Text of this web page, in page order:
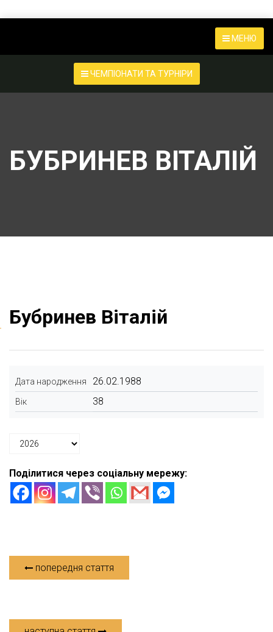
МЕНЮ
ЧЕМПІОНАТИ ТА ТУРНІРИ
БУБРИНЕВ ВІТАЛІЙ
Бубринев Віталій
Дата народження 26.02.1988
Вік 38
Поділитися через соціальну мережу:
попередня стаття